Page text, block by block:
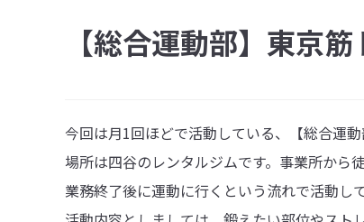
【総合運動部】東京
今回は月1回ほどで活動している、【総合運
場所は四谷のレンタルジムです。事業所から
業務終了後に運動に行くという流れで活動して